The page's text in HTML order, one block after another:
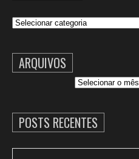
Categorias
ARQUIVOS
POSTS RECENTES